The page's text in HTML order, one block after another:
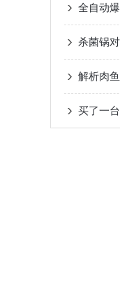
杀菌锅
解析肉
买了一